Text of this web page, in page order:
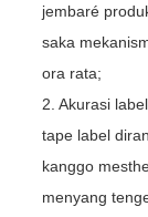
jembaré
saka
ora rata;
2. Akurasi
tape label
kanggo
menyang